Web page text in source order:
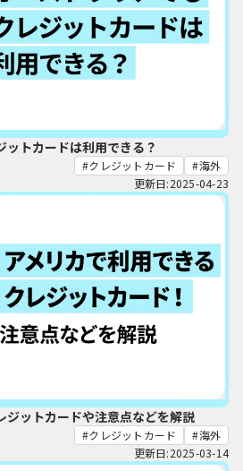
トカードは利用できる？
クレジットカード
海外
更新日:2025-04-23
ジットカードや注意点などを解説
クレジットカード
海外
更新日:2025-03-14